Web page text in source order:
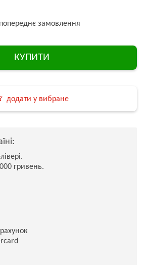
попереднє замовлення
КУПИТИ
додати у вибране
гривень.